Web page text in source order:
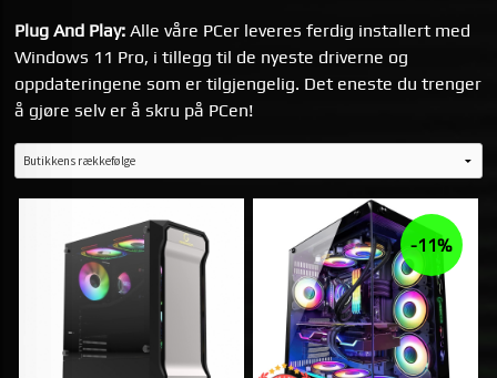
Plug And Play:Alle våre PCer leveres ferdig installert med
Windows 11 Pro, i tillegg til de nyeste driverne og
oppdateringene som er tilgjengelig. Det eneste du trenger
å gjøre selv er å skru på PCen!
-11%